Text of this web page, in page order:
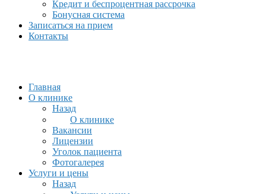
Кредит и беспроцентная рассрочка
Бонусная система
Записаться на прием
Контакты
Главная
О клинике
Назад
О клинике
Вакансии
Лицензии
Уголок пациента
Фотогалерея
Услуги и цены
Назад